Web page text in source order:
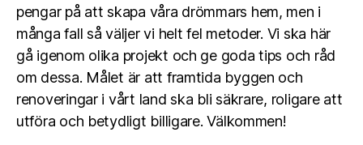
pengar på att skapa våra drömmars hem, men i
många fall så väljer vi helt fel metoder. Vi ska här
gå igenom olika projekt och ge goda tips och råd
om dessa. Målet är att framtida byggen och
renoveringar i vårt land ska bli säkrare, roligare att
utföra och betydligt billigare. Välkommen!